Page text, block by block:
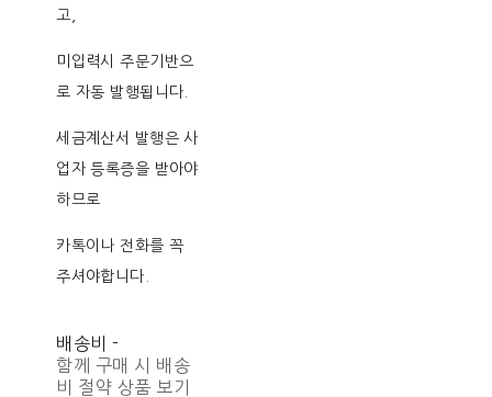
고,
미입력시 주문기반으
로 자동 발행됩니다.
세금계산서 발행은 사
업자 등록증을 받아야
하므로
카톡이나 전화를 꼭
주셔야합니다.
배송비 -
함께 구매 시 배송
비 절약 상품 보기